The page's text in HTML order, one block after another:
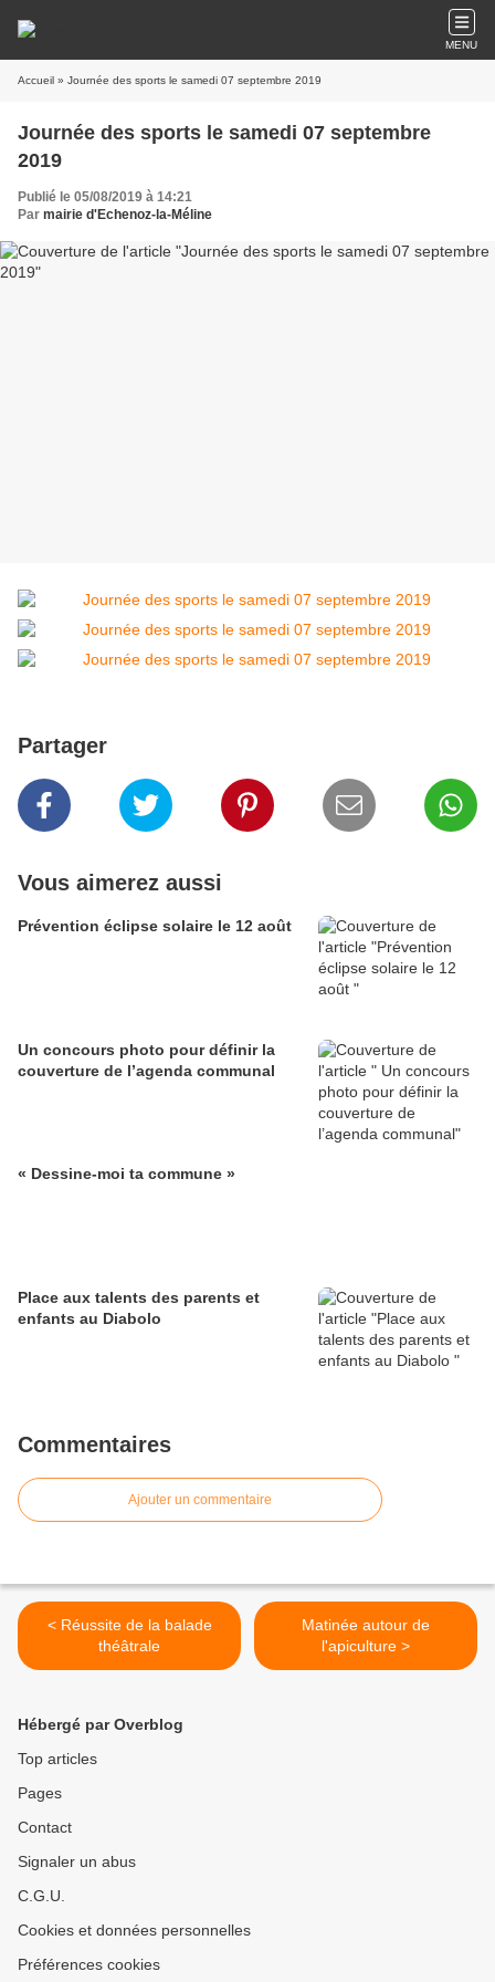
MENU
Accueil » Journée des sports le samedi 07 septembre 2019
Journée des sports le samedi 07 septembre
2019
Publié le 05/08/2019 à 14:21
Par mairie d'Echenoz-la-Méline
Partager
Vous aimerez aussi
Prévention éclipse solaire le 12 août
Un concours photo pour définir la
couverture de l’agenda communal
« Dessine-moi ta commune »
Place aux talents des parents et
enfants au Diabolo
Commentaires
Ajouter un commentaire
< Réussite de la balade
théâtrale
Matinée autour de
l'apiculture >
Hébergé par Overblog
Top articles
Pages
Contact
Signaler un abus
C.G.U.
Cookies et données personnelles
Préférences cookies